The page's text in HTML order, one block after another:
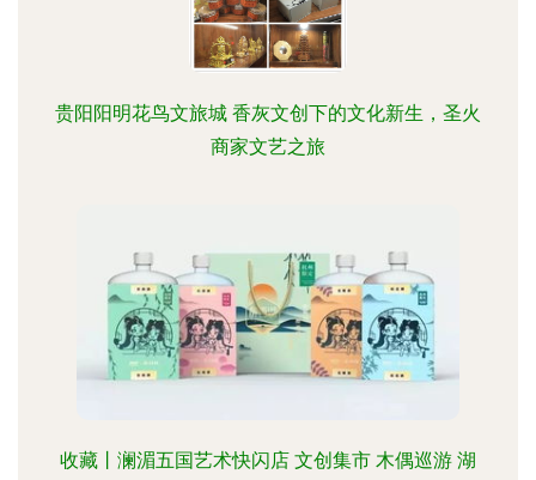
贵阳阳明花鸟文旅城 香灰文创下的文化新生，圣火
商家文艺之旅
收藏丨澜湄五国艺术快闪店 文创集市 木偶巡游 湖